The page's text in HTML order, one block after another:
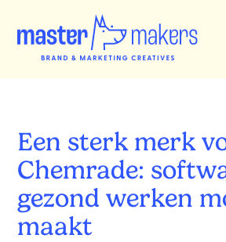
Een sterk merk
Chemrade:
gezond werken
maakt